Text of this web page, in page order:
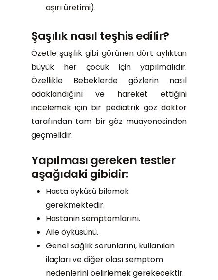
aşırı üretimi).
Şaşılık nasıl teşhis edilir?
Özetle şaşılık gibi görünen dört aylıktan
büyük her çocuk için yapılmalıdır.
Özellikle Bebeklerde gözlerin nasıl
odaklandığını ve hareket ettiğini
incelemek için bir pediatrik göz doktor
tarafından tam bir göz muayenesinden
geçmelidir.
Yapılması gereken testler
aşağıdaki gibidir:
Hasta öyküsü bilemek
gerekmektedir.
Hastanın semptomlarını.
Aile öyküsünü.
Genel sağlık sorunlarını, kullanılan
ilaçları ve diğer olası semptom
nedenlerini belirlemek gerekecektir.